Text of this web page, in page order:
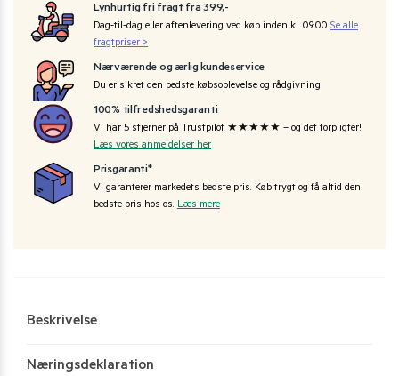
Lynhurtig fri fragt fra 399,-
Dag-til-dag eller aftenlevering ved køb inden kl. 09:00 Se alle
fragtpriser >
Nærværende og ærlig kundeservice
Du er sikret den bedste købsoplevelse og rådgivning
100% tilfredshedsgaranti
Vi har 5 stjerner på Trustpilot ★★★★★ – og det forpligter!
Læs vores anmeldelser her
Prisgaranti*
Vi garanterer markedets bedste pris. Køb trygt og få altid den
bedste pris hos os. Læs mere
Beskrivelse
Næringsdeklaration